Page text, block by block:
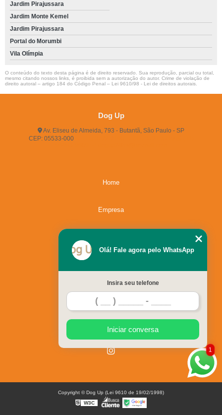
Jardim Pirajussara
Jardim Monte Kemel
Jardim Pirajussara
Portal do Morumbi
Vila Olímpia
O conteúdo do texto desta página é de direito reservado. Sua reprodução, parcial ou total,
mesmo citando nossos links, é proibida sem a autorização do autor. Crime de violação de
direito autoral – artigo 184 do Código Penal – Lei 9610/98 - Lei de direitos autorais.
Dog Up
Av. Eliseu de Almeida, 793 - Butantã, São Paulo - SP
CEP: 05533-000
Home
Empresa
Contato
Mapa do site
1
Olá! Fale agora pelo WhatsApp
Insira seu telefone
Iniciar conversa
Copyright © Dog Up (Lei 9610 de 19/02/1998)
W3C